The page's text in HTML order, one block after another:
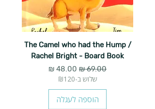
The Camel who had the Hump /
Rachel Bright - Board Book
מחיר רגיל מחיר מבצע
שלוש ב-₪120
הוספה לעגלה